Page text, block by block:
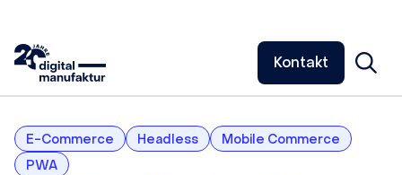
Kontakt
E-Commerce Headless
Mobile Commerce
PWA